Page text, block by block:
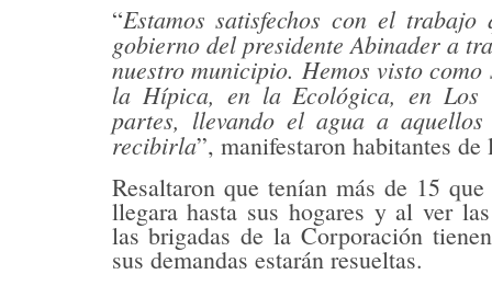
“Estamos satisfechos con el
gobierno del presidente Abinader a
nuestro municipio. Hemos visto
la Hípica, en la Ecológica, en Los
partes, llevando el agua a
recibirla”, manifestaron habitantes de
Resaltaron que tenían más de 15
llegara hasta sus hogares y al ver
las brigadas de la Corporación
sus demandas estarán resueltas.